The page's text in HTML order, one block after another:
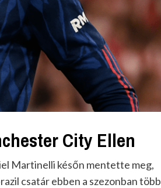
City Ellen
Martinelli későn mentette meg,
csatár ebben a szezonban több